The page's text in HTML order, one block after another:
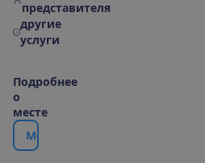
представителя
другие
услуги
Подробнее
о
месте
Ме